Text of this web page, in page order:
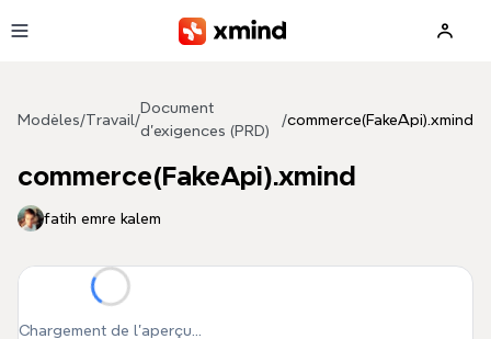
Modèles/Travail /
Document
d'exigences (PRD)
/commerce(FakeApi).xmind
commerce(FakeApi).xmind
fatih emre kalem
Chargement de l'aperçu...